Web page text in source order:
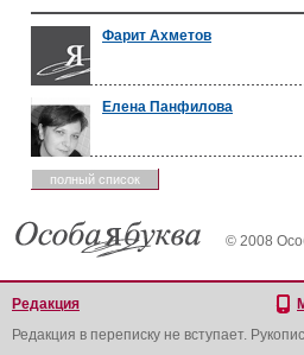
Фарит Ахметов
Елена Панфилова
полный список
© 2008
Редакция
Редакция в переписку не вступает.